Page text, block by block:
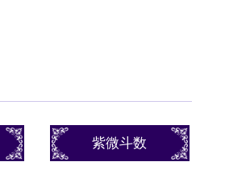
紫微斗数